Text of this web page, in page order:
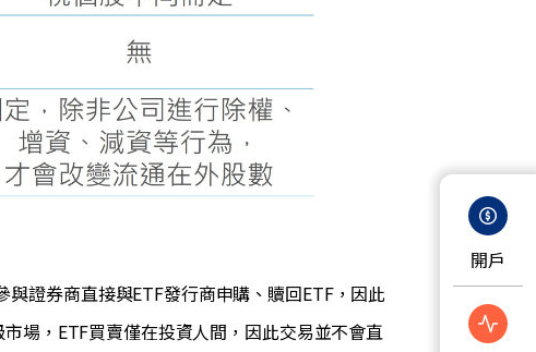
開戶
證券商直接與ETF發行商申購、贖回ETF，因此
場，ETF買賣僅在投資人間，因此交易並不會直